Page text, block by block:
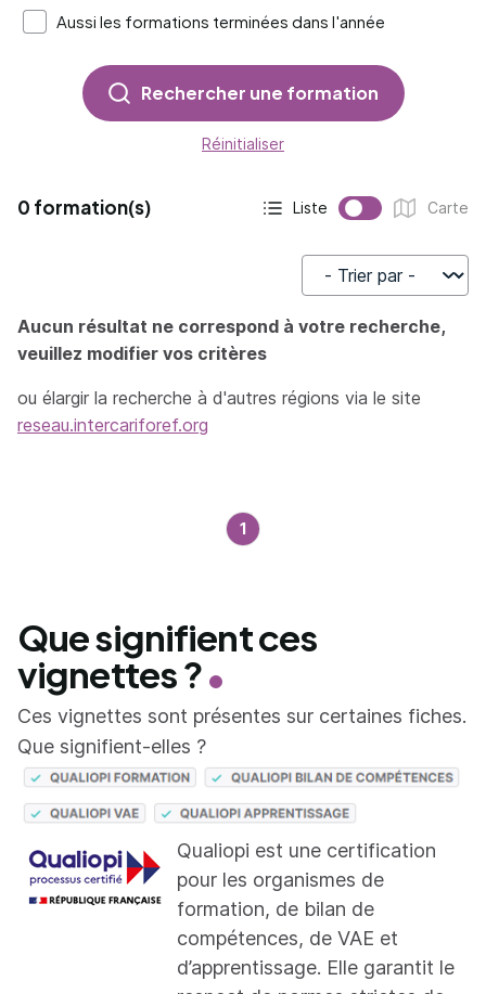
Aussi les formations terminées dans l'année
Rechercher une formation
Réinitialiser
0 formation(s)
Affichage actif :
Liste
Affichage :
Carte
Trier par
Aucun résultat ne correspond à votre recherche,
veuillez modifier vos critères
ou élargir la recherche à d'autres régions via le site
reseau.intercariforef.org
1
Que signifient ces
vignettes ?
Ces vignettes sont présentes sur certaines fiches.
Que signifient-elles ?
Qualiopi est une certification
pour les organismes de
formation, de bilan de
compétences, de VAE et
d’apprentissage. Elle garantit le